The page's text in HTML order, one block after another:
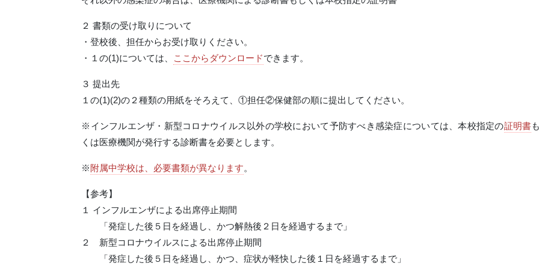
２ 書類の受け取りについて
・登校後、担任からお受け取りください。
・１の(1)については、
ここからダウンロードできます。
３ 提出先
１の(1)(2)の２種類の用紙をそろえて、①担任②保健部の順に提出してください。
※インフルエンザ・新型コロナウイルス以外の学校において予防すべき感染症については、本校指定の証明書
くは医療機関が発行する診断書を必要とします。
※附属中学校は、必要書類が異なります。
【参考】
１ インフルエンザによる出席停止期間
「発症した後５日を経過し、かつ解熱後２日を経過するまで」
２ 新型コロナウイルスによる出席停止期間
「発症した後５日を経過し、かつ、症状が軽快した後１日を経過するまで」